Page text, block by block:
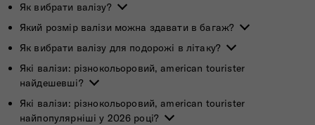
Як вибрати валізу?
Який розмір валізи можна здавати в багаж?
Як вибрати валізу для подорожі в літаку?
Які валізи: різнокольоровий, american tourister
найдешевші?
Які валізи: різнокольоровий, american tourister
найпопулярніші у 2026 році?